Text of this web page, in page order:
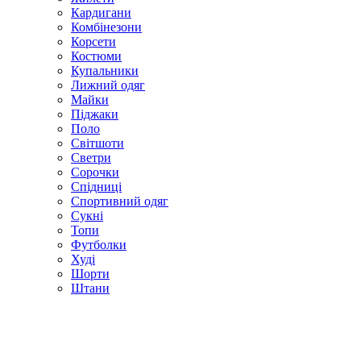
Кардигани
Комбінезони
Корсети
Костюми
Купальники
Лижний одяг
Майки
Піджаки
Поло
Світшоти
Светри
Сорочки
Спідниці
Спортивний одяг
Сукні
Топи
Футболки
Худі
Шорти
Штани